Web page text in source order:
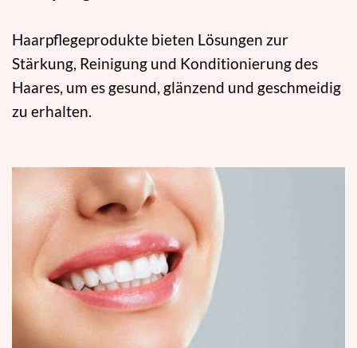
Haarpflegeprodukte bieten Lösungen zur
Stärkung, Reinigung und Konditionierung des
Haares, um es gesund, glänzend und geschmeidig
zu erhalten.